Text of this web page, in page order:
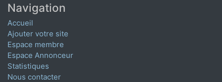
Navigation
Accueil
Ajouter votre site
Espace membre
Espace Annonceur
Statistiques
Nous contacter